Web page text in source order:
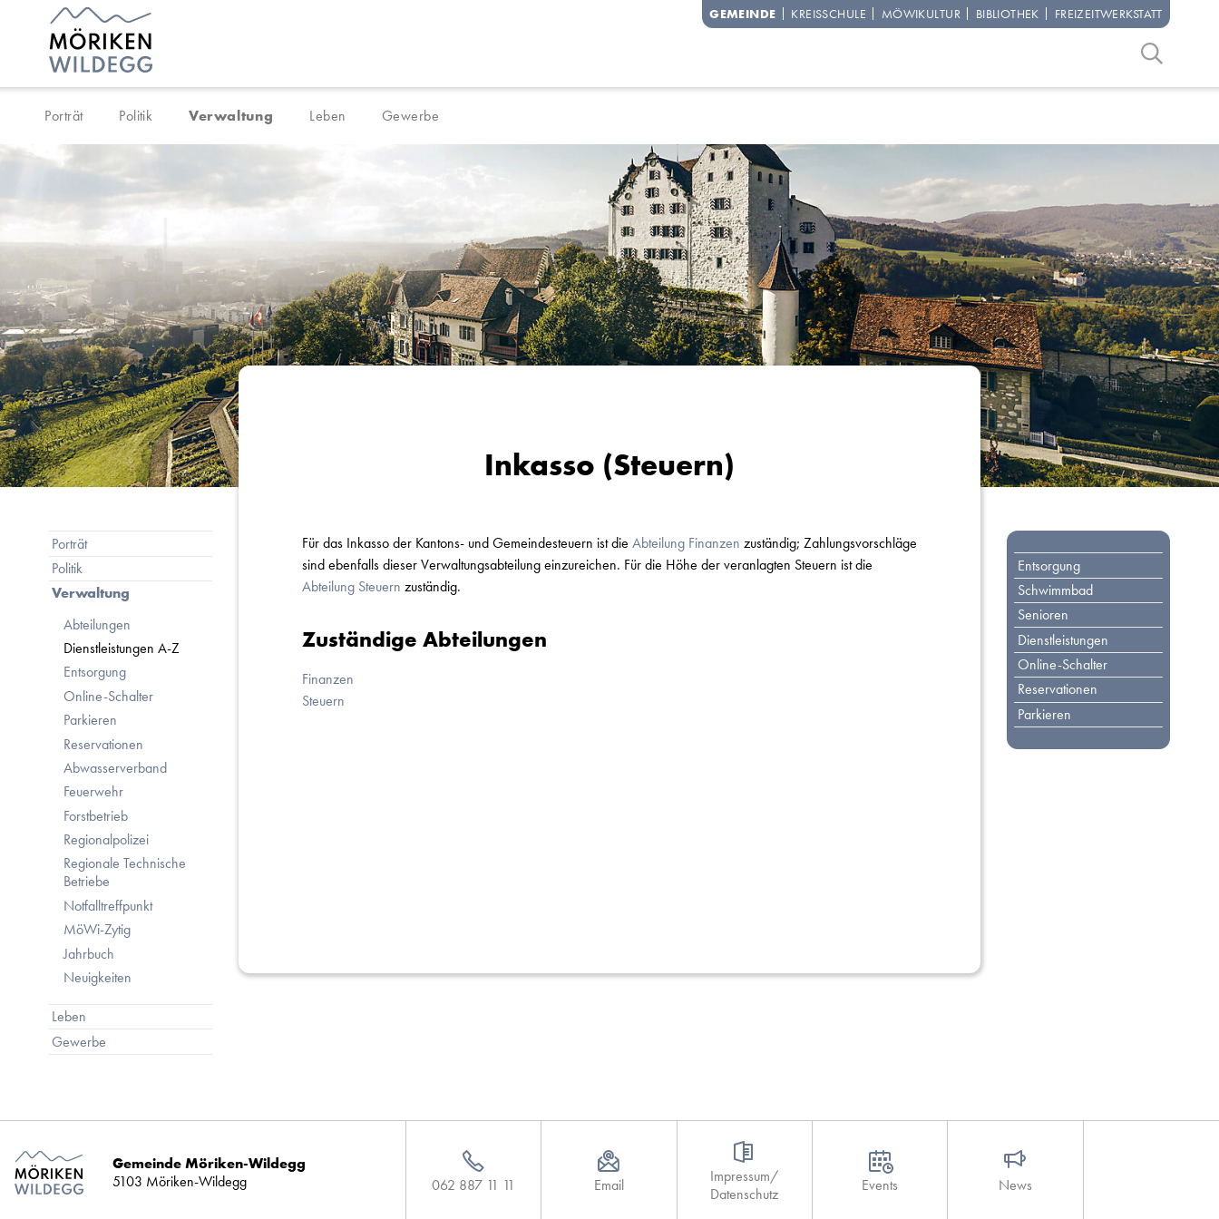
Navigieren in Möriken-Wildegg
Schnellnavigation GEMEINDE KREIS­SCHULE MÖWI­KULTUR BIBLIO­THEK FREIZEIT­WERKSTATT
Suche
Porträt Politik Verwaltung Leben Gewerbe
Subnavigation
Porträt
Politik
Verwaltung
Abteilungen
Dienstleistungen A-Z
Entsorgung
Online-Schalter
Parkieren
Reservationen
Abwasserverband
Feuerwehr
Forstbetrieb
Regionalpolizei
Regionale Technische
Betriebe
Notfalltreffpunkt
MöWi-Zytig
Jahrbuch
Neuigkeiten
Leben
Gewerbe
Inkasso (Steuern)
Für das Inkasso der Kantons- und Gemeindesteuern ist die Abteilung Finanzen zuständig; Zahlungsvorschläge
sind ebenfalls dieser Verwaltungsabteilung einzureichen. Für die Höhe der veranlagten Steuern ist die
Abteilung Steuern zuständig.
Zuständige Abteilungen
Finanzen
Steuern
Toplinks
Entsorgung
Schwimmbad
Senioren
Dienstleistungen
Online-Schalter
Reservationen
Parkieren
Gemeinde Möriken-Wildegg
5103 Möriken-Wildegg
062 887 11 11 Email
Impressum/
Datenschutz
Events News